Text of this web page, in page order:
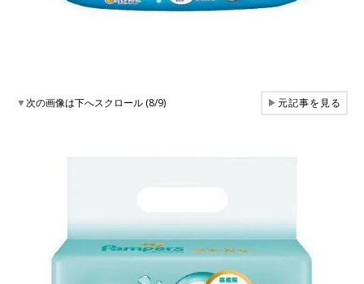
▼次の画像は下へスクロール (8/9) ▶元記事を見る